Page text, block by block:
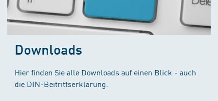
Downloads
Hier finden Sie alle Downloads auf einen Blick - auch
die DIN-Beitrittserklärung.